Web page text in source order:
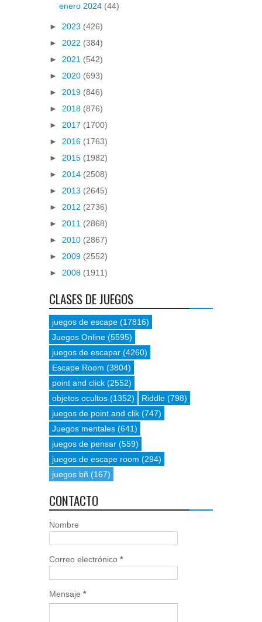
enero 2024 (44)
► 2023 (426)
► 2022 (384)
► 2021 (542)
► 2020 (693)
► 2019 (846)
► 2018 (876)
► 2017 (1700)
► 2016 (1763)
► 2015 (1982)
► 2014 (2508)
► 2013 (2645)
► 2012 (2736)
► 2011 (2868)
► 2010 (2867)
► 2009 (2552)
► 2008 (1911)
CLASES DE JUEGOS
juegos de escape (17816)
Juegos Online (5595)
juegos de escapar (4260)
Escape Room (3804)
point and click (2552)
objetos ocultos (1352) Riddle (798)
juegos de point and clik (747)
Juegos mentales (641)
juegos de pensar (559)
juegos de escape room (294)
juegos bñ (167)
CONTACTO
Nombre
Correo electrónico *
Mensaje *